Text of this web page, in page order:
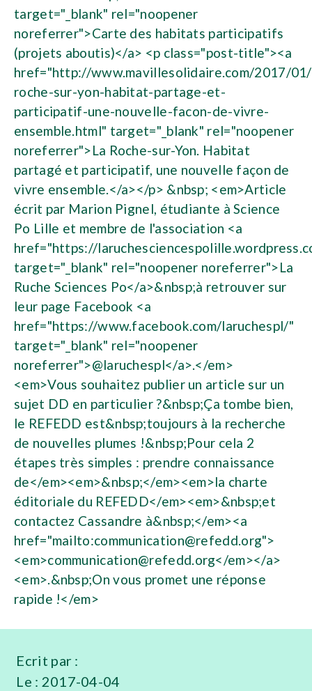
target="_blank" rel="noopener
noreferrer">Carte des habitats participatifs
(projets aboutis)</a> <p class="post-title"><a
href="http://www.mavillesolidaire.com/2017/
roche-sur-yon-habitat-partage-et-
participatif-une-nouvelle-facon-de-vivre-
ensemble.html" target="_blank" rel="noopener
noreferrer">La Roche-sur-Yon. Habitat
partagé et participatif, une nouvelle façon de
vivre ensemble.</a></p> &nbsp; <em>Article
écrit par Marion Pignel, étudiante à Science
Po Lille et membre de l'association <a
href="https://
target="_blank" rel="noopener noreferrer">La
Ruche Sciences Po</a>&nbsp;à retrouver sur
leur page Facebook <a
href="https://www.facebook.com/laruchespl/"
target="_blank" rel="noopener
noreferrer">@laruchespl</a>.</em>
<em>Vous souhaitez publier un article sur un
sujet DD en particulier ?&nbsp;Ça tombe bien,
le REFEDD est&nbsp;toujours à la recherche
de nouvelles plumes !&nbsp;Pour cela 2
étapes très simples : prendre connaissance
de</em><em>&nbsp;</em><em>la charte
éditoriale du REFEDD</em><em>&nbsp;et
contactez Cassandre à&nbsp;</em><a
href="mailto:communication@refedd.org">
<em>communication@refedd.org</em></a>
<em>.&nbsp;On vous promet une réponse
rapide !</em>
Ecrit par :
Le : 2017-04-04